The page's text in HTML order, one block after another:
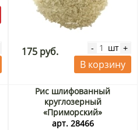
175 руб. - шт +
В корзину
Рис шлифованный
круглозерный
«Приморский»
(фасованный), 1 кг
арт. 28466